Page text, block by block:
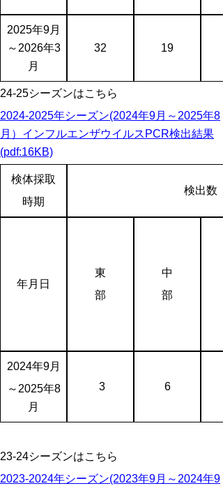
2025年9月
～2026年3
月
32 19
24-25シーズンはこちら
2024-2025年シーズン(2024年9月～ 2025年8
月 ）インフルエンザウイルスPCR検出結果
(pdf:16KB)
検体採取
時期
検出数
年月日
東
部
中
部
2024年9月
～2025年8
月
3 6
23-24シーズンはこちら
2023-2024年シーズン(2023年9月～2024年9